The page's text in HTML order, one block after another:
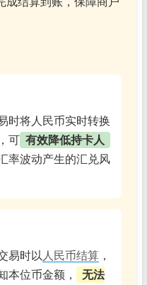
时将人民币实时转换
可 有效降低持卡人
率波动产生的汇兑风
易时以 人民币结算 ，
本位币金额，
无法